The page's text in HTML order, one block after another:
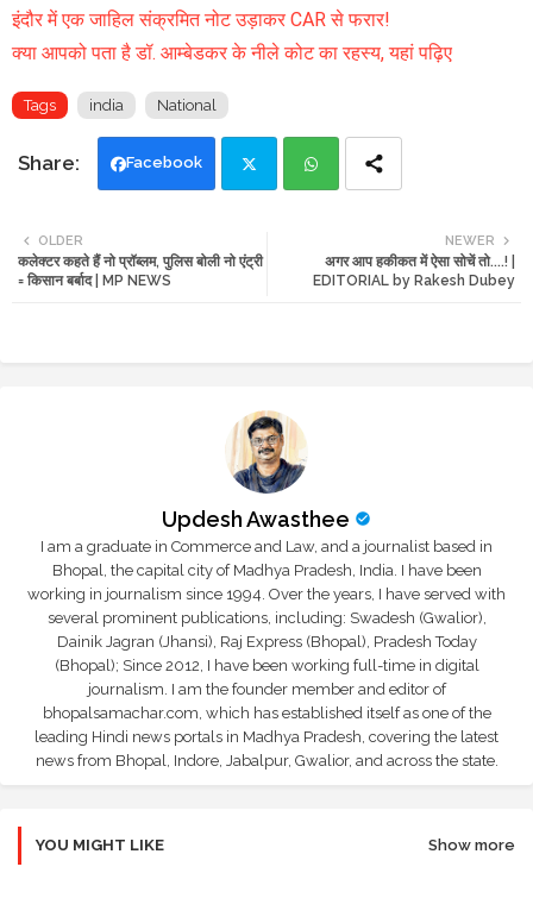
इंदौर में एक जाहिल संक्रमित नोट उड़ाकर CAR से फरार!
क्या आपको पता है डॉ. आम्बेडकर के नीले कोट का रहस्य, यहां पढ़िए
Tags india National
Facebook
tte
NEWER
अगर आप हकीकत में ऐसा सोचें तो....! |
EDITORIAL by Rakesh Dubey
OLDER
कलेक्टर कहते हैं नो प्रॉब्लम, पुलिस बोली नो एंट्री
= किसान बर्बाद | MP NEWS
Updesh Awasthee
I am a graduate in Commerce and Law, and a journalist based in
Bhopal, the capital city of Madhya Pradesh, India. I have been
working in journalism since 1994. Over the years, I have served with
several prominent publications, including: Swadesh (Gwalior),
Dainik Jagran (Jhansi), Raj Express (Bhopal), Pradesh Today
(Bhopal); Since 2012, I have been working full-time in digital
journalism. I am the founder member and editor of
bhopalsamachar.com, which has established itself as one of the
leading Hindi news portals in Madhya Pradesh, covering the latest
news from Bhopal, Indore, Jabalpur, Gwalior, and across the state.
YOU MIGHT LIKE Show more